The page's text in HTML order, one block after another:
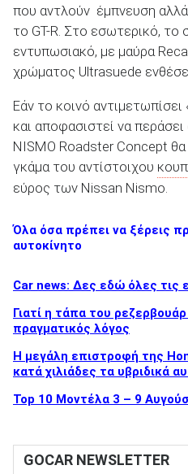
που αντλούν έμπνευση
το GT-R. Στο εσωτερικό, το
εντυπωσιακό, με μαύρα
χρώματος Ultrasuede
Εάν το κοινό
και αποφασιστεί να
NISMO Roadster Concept
γκάμα του αντίστοιχου
εύρος των Nissan Nismo.
Όλα όσα πρέπει να ξέρεις
αυτοκίνητο
Car news: Δες εδώ όλες τις
Γιατί η τάπα του
πραγματικός λόγος
Η μεγάλη επιστροφή της
κατά χιλιάδες τα υβριδικά
Top 10 Μοντέλα 3 – 9
GOCAR NEWSLETTER